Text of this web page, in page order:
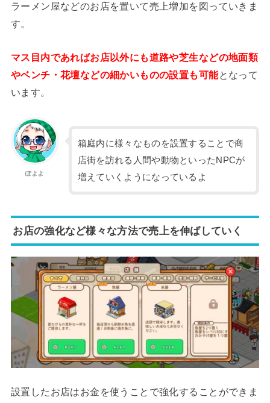
ラーメン屋などのお店を置いて売上増加を図っていきま
す。
マス目内であればお店以外にも道路や芝生などの地面類
やベンチ・花壇などの細かいものの設置も可能となって
います。
ぽよよ
箱庭内に様々なものを設置することで商
店街を訪れる人間や動物といったNPCが
増えていくようになっているよ
お店の強化など様々な方法で売上を伸ばしていく
設置したお店はお金を使うことで強化することができま